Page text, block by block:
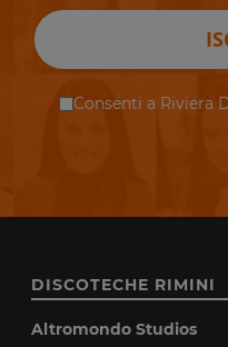
Consenti a Riviera
DISCOTECHE RIMINI
Altromondo Studios